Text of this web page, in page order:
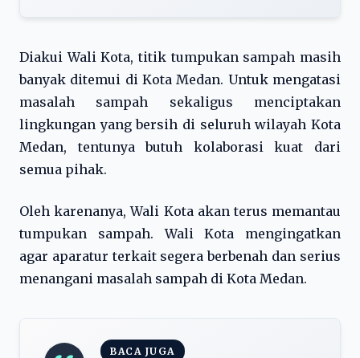
Diakui Wali Kota, titik tumpukan sampah masih
banyak ditemui di Kota Medan. Untuk mengatasi
masalah sampah sekaligus menciptakan
lingkungan yang bersih di seluruh wilayah Kota
Medan, tentunya butuh kolaborasi kuat dari
semua pihak.
Oleh karenanya, Wali Kota akan terus memantau
tumpukan sampah. Wali Kota mengingatkan
agar aparatur terkait segera berbenah dan serius
menangani masalah sampah di Kota Medan.
BACA JUGA